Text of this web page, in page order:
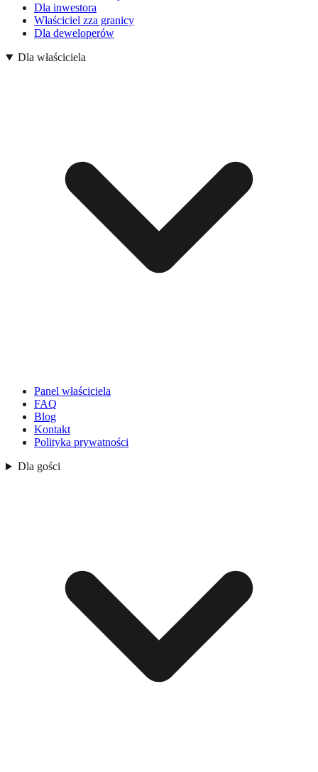
Dla inwestora
Właściciel zza granicy
Dla deweloperów
Dla właściciela
Panel właściciela
FAQ
Blog
Kontakt
Polityka prywatności
Dla gości